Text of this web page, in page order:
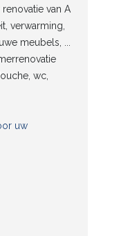
van A
verwarming,
meubels, ...
wc,
uw